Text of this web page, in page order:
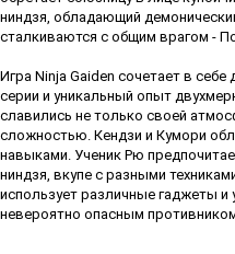
ниндзя, обладающий
сталкиваются с общим врагом -
Игра Ninja Gaiden сочетает в
серии и уникальный опыт
славились не только своей
сложностью. Кендзи и Кумори
навыками. Ученик Рю
ниндзя, вкупе с разными
использует различные гаджеты и
невероятно опасным